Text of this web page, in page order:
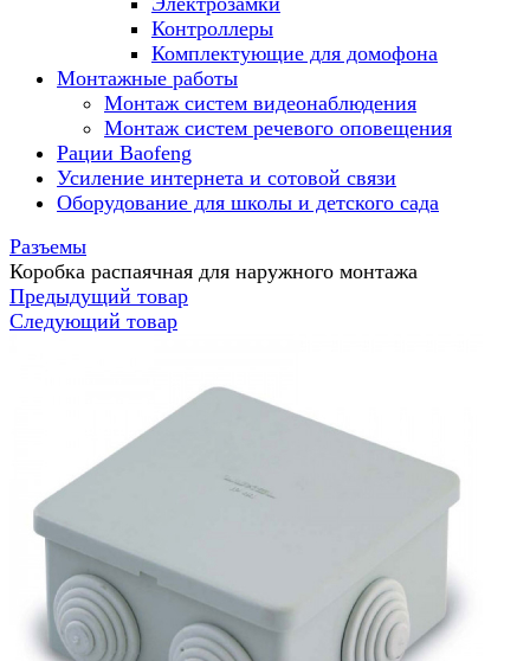
Контроллеры
Комплектующие для домофона
Монтажные работы
Монтаж систем видеонаблюдения
Монтаж систем речевого оповещения
Рации Baofeng
Усиление интернета и сотовой связи
Оборудование для школы и детского сада
Разъемы
Коробка распаячная для наружного монтажа
Предыдущий товар
Следующий товар